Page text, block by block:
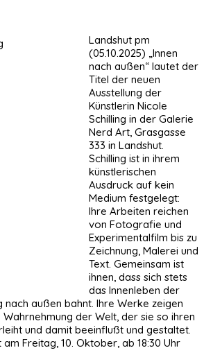
Landshut pm
(05.10.2025) „Innen
nach außen“ lautet der
Titel der neuen
Ausstellung der
Künstlerin Nicole
Schilling in der Galerie
Nerd Art, Grasgasse
333 in Landshut.
Schilling ist in ihrem
künstlerischen
Ausdruck auf kein
Medium festgelegt:
Ihre Arbeiten reichen
von Fotografie und
Experimentalfilm bis zu
Zeichnung, Malerei und
Text. Gemeinsam ist
ihnen, dass sich stets
das Innenleben der
nach außen bahnt. Ihre Werke zeigen
der Welt, der sie so ihren
und damit beeinflußt und gestaltet.
Freitag, 10. Oktober, ab 18:30 Uhr